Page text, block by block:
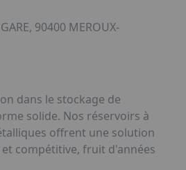
90400 MEROUX-
dans le stockage de
solide. Nos réservoirs à
offrent une solution
compétitive, fruit d'années